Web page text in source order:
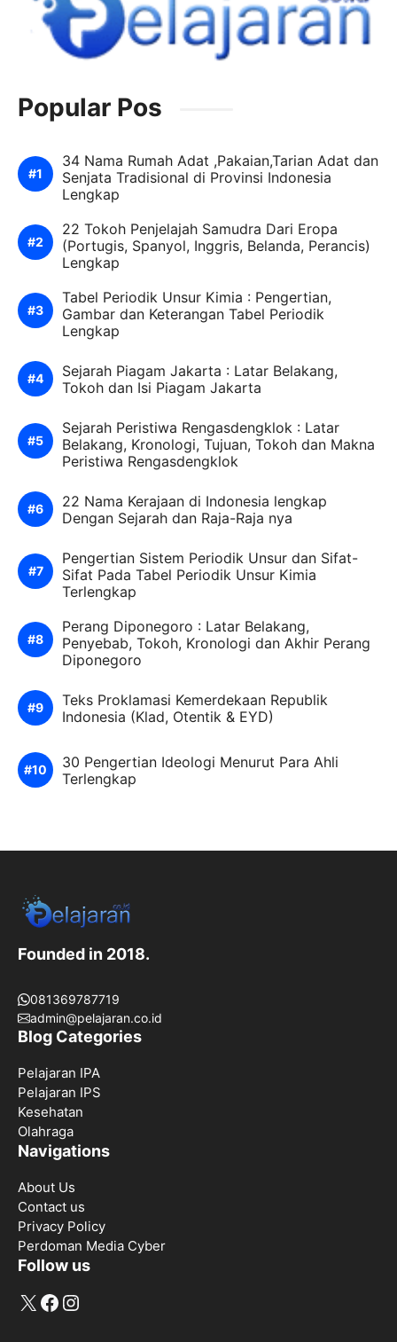
Popular Pos
34 Nama Rumah Adat ,Pakaian,Tarian Adat dan
Senjata Tradisional di Provinsi Indonesia
Lengkap
22 Tokoh Penjelajah Samudra Dari Eropa
(Portugis, Spanyol, Inggris, Belanda, Perancis)
Lengkap
Tabel Periodik Unsur Kimia : Pengertian,
Gambar dan Keterangan Tabel Periodik
Lengkap
Sejarah Piagam Jakarta : Latar Belakang,
Tokoh dan Isi Piagam Jakarta
Sejarah Peristiwa Rengasdengklok : Latar
Belakang, Kronologi, Tujuan, Tokoh dan Makna
Peristiwa Rengasdengklok
22 Nama Kerajaan di Indonesia lengkap
Dengan Sejarah dan Raja-Raja nya
Pengertian Sistem Periodik Unsur dan Sifat-
Sifat Pada Tabel Periodik Unsur Kimia
Terlengkap
Perang Diponegoro : Latar Belakang,
Penyebab, Tokoh, Kronologi dan Akhir Perang
Diponegoro
Teks Proklamasi Kemerdekaan Republik
Indonesia (Klad, Otentik & EYD)
30 Pengertian Ideologi Menurut Para Ahli
Terlengkap
Founded in 2018.
081369787719
admin@pelajaran.co.id
Blog Categories
Pelajaran IPA
Pelajaran IPS
Kesehatan
Olahraga
Navigations
About Us
Contact us
Privacy Policy
Perdoman Media Cyber
Follow us
X Facebook
Instagram